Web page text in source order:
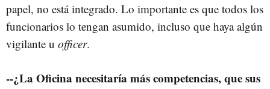
papel, no está integrado. Lo importante es que todos los
funcionarios lo tengan asumido, incluso que haya algún
vigilante u officer.
--¿La Oficina necesitaría más competencias, que sus